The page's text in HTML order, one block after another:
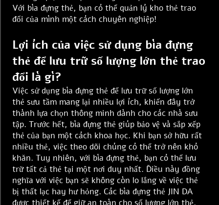
Với bìa đựng thẻ, bạn có thể quản lý kho thẻ trao
đổi của mình một cách chuyên nghiệp!
Lợi ích của việc sử dụng bìa đựng
thẻ để lưu trữ số lượng lớn thẻ trao
đổi là gì?
Việc sử dụng bìa đựng thẻ để lưu trữ số lượng lớn
thẻ sưu tầm mang lại nhiều lợi ích, khiến đây trở
thành lựa chọn thông minh dành cho các nhà sưu
tập. Trước hết, bìa đựng thẻ giúp bảo vệ và sắp xếp
thẻ của bạn một cách khoa học. Khi bạn sở hữu rất
nhiều thẻ, việc theo dõi chúng có thể trở nên khó
khăn. Tuy nhiên, với bìa đựng thẻ, bạn có thể lưu
trữ tất cả thẻ tại một nơi duy nhất. Điều này đồng
nghĩa với việc bạn sẽ không còn lo lắng về việc thẻ
bị thất lạc hay hư hỏng. Các bìa đựng thẻ JIN DA
được thiết kế để giữ an toàn cho số lượng lớn thẻ,